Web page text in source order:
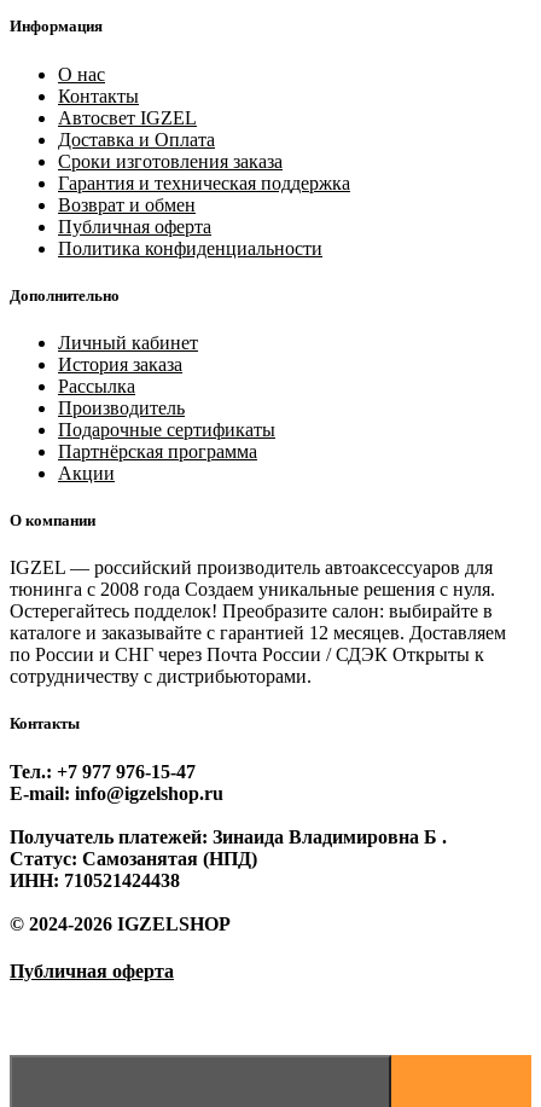
Информация
О нас
Контакты
Автосвет IGZEL
Доставка и Оплата
Сроки изготовления заказа
Гарантия и техническая поддержка
Возврат и обмен
Публичная оферта
Политика конфиденциальности
Дополнительно
Личный кабинет
История заказа
Рассылка
Производитель
Подарочные сертификаты
Партнёрская программа
Акции
О компании
IGZEL — российский производитель автоаксессуаров для
тюнинга с 2008 года Создаем уникальные решения с нуля.
Остерегайтесь подделок! Преобразите салон: выбирайте в
каталоге и заказывайте с гарантией 12 месяцев. Доставляем
по России и СНГ через Почта России / СДЭК Открыты к
сотрудничеству с дистрибьюторами.
Контакты
Тел.: +7 977 976‑15‑47
E-mail: info@igzelshop.ru
Получатель платежей: Зинаида Владимировна Б .
Статус: Самозанятая (НПД)
ИНН: 710521424438
© 2024-2026 IGZELSHOP
Публичная оферта